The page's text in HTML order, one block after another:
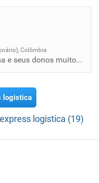
Colômbia
recomendo muito ness empresa e seus donos muito bom
logistica
logistica (19)